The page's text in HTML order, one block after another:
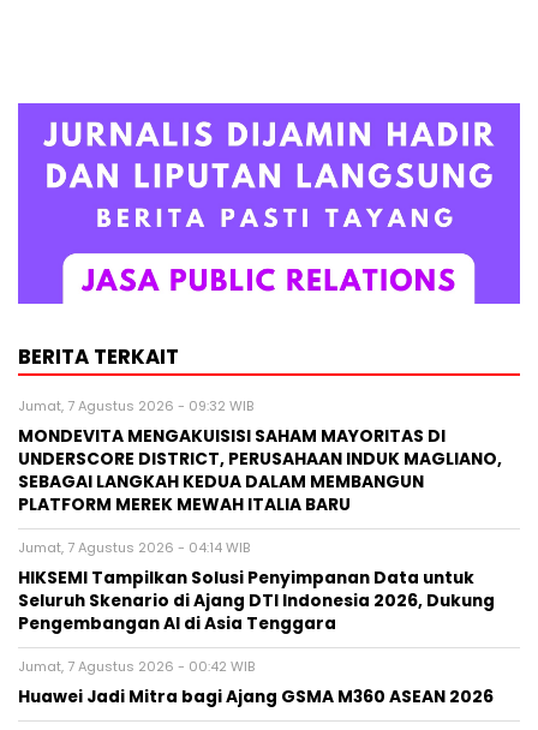
BERITA TERKAIT
Jumat, 7 Agustus 2026 - 09:32 WIB
MONDEVITA MENGAKUISISI SAHAM MAYORITAS DI
UNDERSCORE DISTRICT, PERUSAHAAN INDUK MAGLIANO,
SEBAGAI LANGKAH KEDUA DALAM MEMBANGUN
PLATFORM MEREK MEWAH ITALIA BARU
Jumat, 7 Agustus 2026 - 04:14 WIB
HIKSEMI Tampilkan Solusi Penyimpanan Data untuk
Seluruh Skenario di Ajang DTI Indonesia 2026, Dukung
Pengembangan AI di Asia Tenggara
Jumat, 7 Agustus 2026 - 00:42 WIB
Huawei Jadi Mitra bagi Ajang GSMA M360 ASEAN 2026